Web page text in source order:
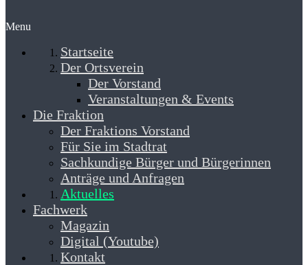
Menu
Startseite
Der Ortsverein
Der Vorstand
Veranstaltungen & Events
Die Fraktion
Der Fraktions Vorstand
Für Sie im Stadtrat
Sachkundige Bürger und Bürgerinnen
Anträge und Anfragen
Aktuelles
Fachwerk
Magazin
Digital (Youtube)
Kontakt